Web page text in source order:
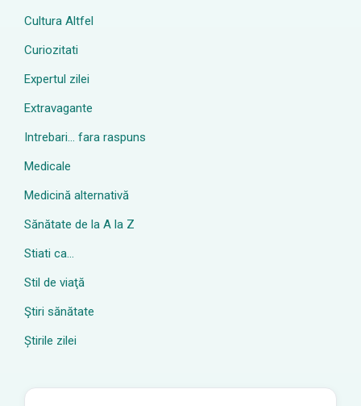
Cultura Altfel
Curiozitati
Expertul zilei
Extravagante
Intrebari… fara raspuns
Medicale
Medicină alternativă
Sănătate de la A la Z
Stiati ca…
Stil de viaţă
Ştiri sănătate
Știrile zilei